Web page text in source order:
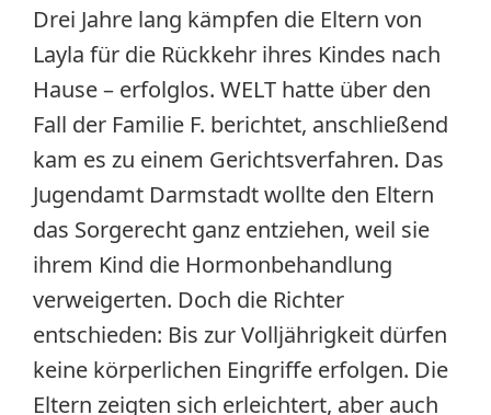
Drei Jahre lang kämpfen die Eltern von
Layla für die Rückkehr ihres Kindes nach
Hause – erfolglos. WELT hatte über den
Fall der Familie F. berichtet, anschließend
kam es zu einem Gerichtsverfahren. Das
Jugendamt Darmstadt wollte den Eltern
das Sorgerecht ganz entziehen, weil sie
ihrem Kind die Hormonbehandlung
verweigerten. Doch die Richter
entschieden: Bis zur Volljährigkeit dürfen
keine körperlichen Eingriffe erfolgen. Die
Eltern zeigten sich erleichtert, aber auch